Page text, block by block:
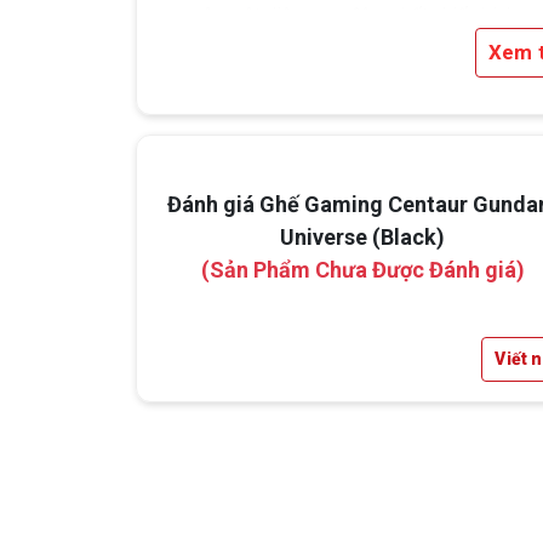
Lớp da PU cao cấp được may chắc
độ bền cao theo thời gian.
Xem
Đánh giá Ghế Gaming Centaur
Universe (Black)
(Sản Phẩm Chưa Được Đánh giá)
Viết